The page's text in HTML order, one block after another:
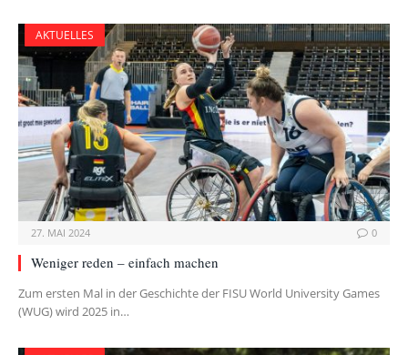
AKTUELLES
27. MAI 2024 0
Weniger reden – einfach machen
Zum ersten Mal in der Geschichte der FISU World University Games
(WUG) wird 2025 in…